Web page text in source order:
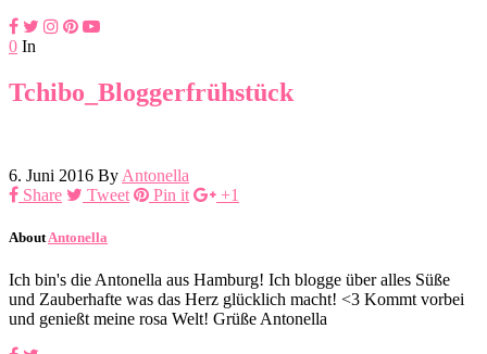
0 In
Tchibo_Bloggerfrühstück
6. Juni 2016 By Antonella
Share
Tweet Pin it +1
About Antonella
Ich bin's die Antonella aus Hamburg! Ich blogge über alles Süße
und Zauberhafte was das Herz glücklich macht! <3 Kommt vorbei
und genießt meine rosa Welt! Grüße Antonella